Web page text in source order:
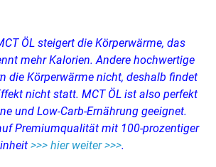
ÖL steigert die Körperwärme, das
mehr Kalorien. Andere hochwertige
die Körperwärme nicht, deshalb findet
nicht statt. MCT ÖL ist also perfekt
und Low-Carb-Ernährung geeignet.
Premiumqualität mit 100-prozentiger
>>> hier weiter >>>.